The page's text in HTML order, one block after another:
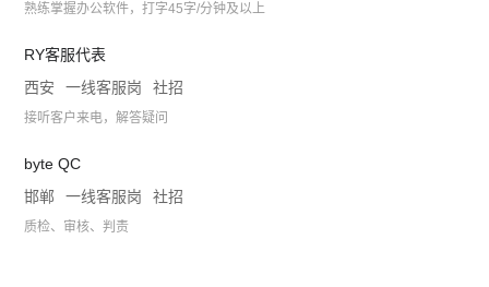
熟练掌握办公软件，打字45字/分钟及以上
RY客服代表
西安
一线客服岗 社招
接听客户来电，解答疑问
byte QC
邯郸
一线客服岗 社招
质检、审核、判责